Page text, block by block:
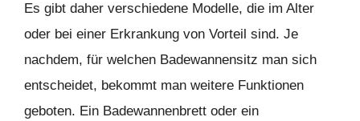
Es gibt daher verschiedene Modelle, die im Alter
oder bei einer Erkrankung von Vorteil sind. Je
nachdem, für welchen Badewannensitz man sich
entscheidet, bekommt man weitere Funktionen
geboten. Ein Badewannenbrett oder ein